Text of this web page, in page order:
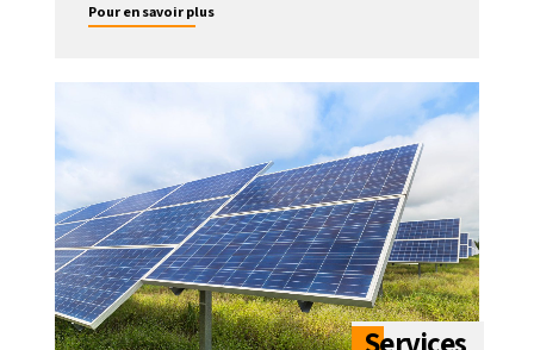
Pour en savoir plus